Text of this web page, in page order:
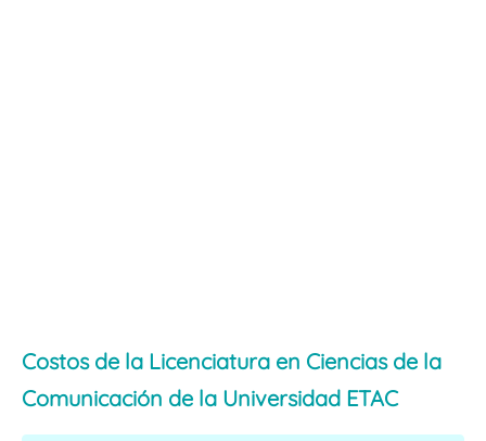
Costos de la Licenciatura en Ciencias de la
Comunicación de la Universidad ETAC